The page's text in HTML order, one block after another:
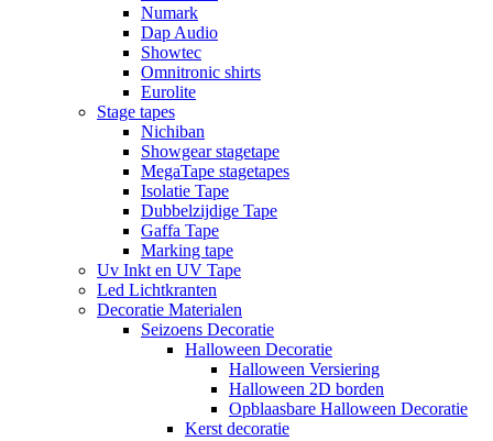
Numark
Dap Audio
Showtec
Omnitronic shirts
Eurolite
Stage tapes
Nichiban
Showgear stagetape
MegaTape stagetapes
Isolatie Tape
Dubbelzijdige Tape
Gaffa Tape
Marking tape
Uv Inkt en UV Tape
Led Lichtkranten
Decoratie Materialen
Seizoens Decoratie
Halloween Decoratie
Halloween Versiering
Halloween 2D borden
Opblaasbare Halloween Decoratie
Kerst decoratie